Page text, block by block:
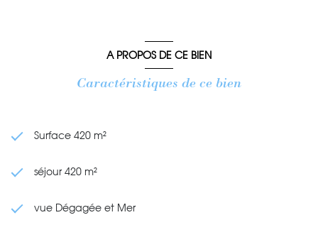
A PROPOS DE CE BIEN
Caractéristiques de ce bien
Surface 420 m²
séjour 420 m²
vue Dégagée et Mer